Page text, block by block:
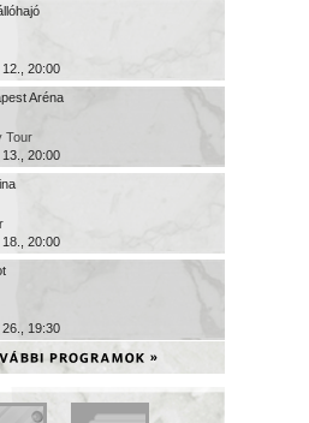
20:00
Aréna
Tour
20:00
20:00
19:30